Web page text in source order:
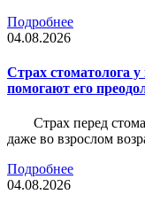
Подробнее
04.08.2026
Страх стоматолога
помогают его
Страх перед
даже во взрослом
Подробнее
04.08.2026